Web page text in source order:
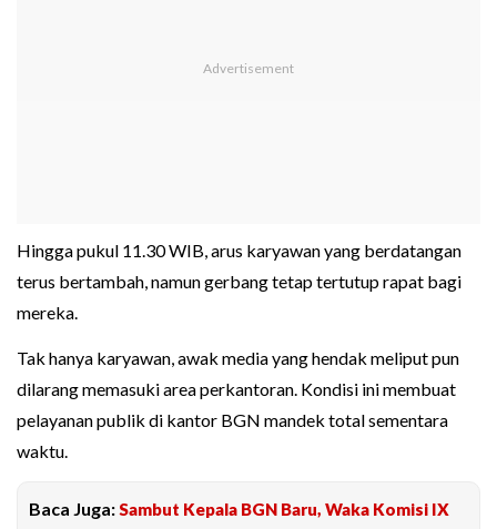
Hingga pukul 11.30 WIB, arus karyawan yang berdatangan
terus bertambah, namun gerbang tetap tertutup rapat bagi
mereka.
Tak hanya karyawan, awak media yang hendak meliput pun
dilarang memasuki area perkantoran. Kondisi ini membuat
pelayanan publik di kantor BGN mandek total sementara
waktu.
Baca Juga:Sambut Kepala BGN Baru, Waka Komisi IX